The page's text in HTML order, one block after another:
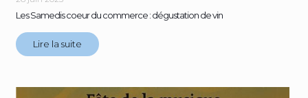
Les Samedis coeur du commerce : dégustation de vin
Lire la suite